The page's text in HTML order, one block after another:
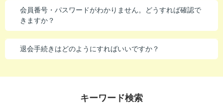
こどもちゃれんじのご紹介はこちら
会員サイトはこちら
会員番号・パスワードがわかりません。どうすれば確認で
きますか？
退会手続きはどのようにすればいいですか？
キーワード検索